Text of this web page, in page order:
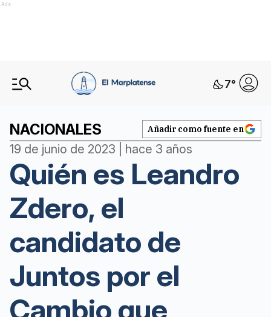
Ads
7°
NACIONALES Añadir como fuente en
19 de junio de 2023 | hace 3 años
Quién es Leandro
Zdero, el
candidato de
Juntos por el
Cambio que